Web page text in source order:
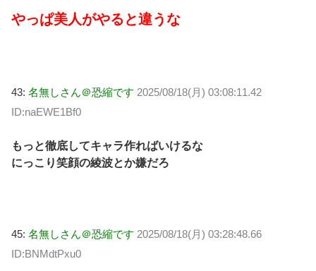
やっぱ美人がやると違うな
43: 名無しさん＠恐縮です 2025/08/18(月) 03:08:11.42
ID:naEWE1Bf0
もっと徹底してキャラ作ればいけるな
にっこり笑顔の綾波とか嫌だろ
45: 名無しさん＠恐縮です 2025/08/18(月) 03:28:48.66
ID:BNMdtPxu0